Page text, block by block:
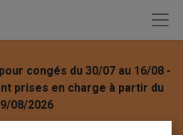
congés du 30/07 au 16/08 -
prises en charge à partir du
08/2026